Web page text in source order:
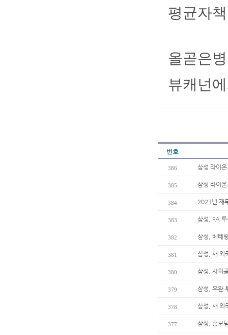
평균자
올곧은
뷰캐넌
번호
386 삼성 라이
385 삼성 라이
384 2023년 재
383 삼성, FA
382 삼성, 베테
381 삼성, 새 외
380 삼성, 사회
379 삼성, 우완
378 삼성, 새 외
377 삼성, 홍보